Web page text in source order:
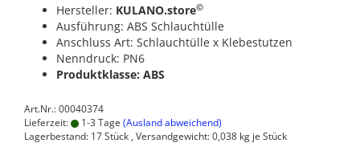
Hersteller: KULANO.store©
Ausführung: ABS Schlauchtülle
Anschluss Art: Schlauchtülle x Klebestutzen
Nenndruck: PN6
Produktklasse: ABS
Art.Nr.: 00040374
Lieferzeit:
1-3 Tage (Ausland abweichend)
Lagerbestand: 17 Stück , Versandgewicht:0,038 kg je Stück